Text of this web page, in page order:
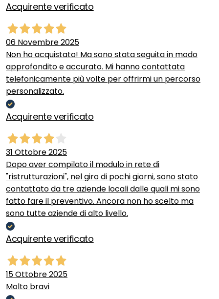
Acquirente verificato
06 Novembre 2025
Non ho acquistato! Ma sono stata seguita in modo
approfondito e accurato. Mi hanno contattata
telefonicamente più volte per offrirmi un percorso
personalizzato.
Acquirente verificato
31 Ottobre 2025
Dopo aver compilato il modulo in rete di
"ristrutturazioni", nel giro di pochi giorni, sono stato
contattato da tre aziende locali dalle quali mi sono
fatto fare il preventivo. Ancora non ho scelto ma
sono tutte aziende di alto livello.
Acquirente verificato
15 Ottobre 2025
Molto bravi